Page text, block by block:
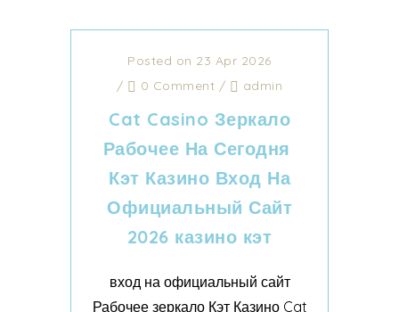
Posted on 23 Apr 2026
/
0 Comment / admin
Cat Casino Зеркало
Рабочее На Сегодня ️
Кэт Казино Вход На
Официальный Сайт
2026 казино кэт
вход на официальный сайт
Рабочее зеркало Кэт Казино Cat